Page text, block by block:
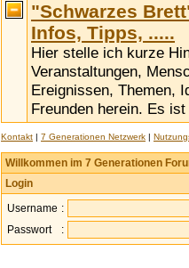
"Schwarzes
Infos, Tipps, .....
Hier stelle ich kurze
Veranstaltungen,
Ereignissen, Themen,
Freunden herein. Es
Kontakt | 7 Generationen Netzwerk |
Willkommen im 7 Generationen
Login
Username :
Passwort
: